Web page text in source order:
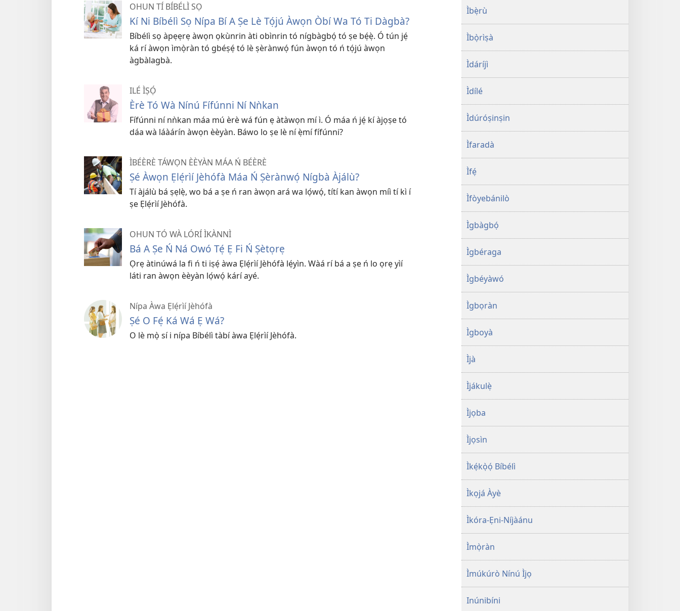
OHUN TÍ BÍBÉLÌ SỌ
Kí Ni Bíbélì Sọ Nípa Bí A Ṣe Lè Tọ́jú Àwọn Òbí Wa Tó Ti Dàgbà?
Bíbélì sọ àpẹẹrẹ àwọn ọkùnrin àti obìnrin tó nígbàgbọ́ tó ṣe bẹ́ẹ̀. Ó tún jẹ́
ká rí àwọn ìmọ̀ràn tó gbéṣẹ́ tó lè ṣèrànwọ́ fún àwọn tó ń tọ́jú àwọn
àgbàlagbà.
ILÉ ÌṢỌ́
Èrè Tó Wà Nínú Fífúnni Ní Nǹkan
Fífúnni ní nǹkan máa mú èrè wá fún ẹ àtàwọn mí ì. Ó máa ń jẹ́ kí àjọṣe tó
dáa wà láàárín àwọn èèyàn. Báwo lo ṣe lè ní ẹ̀mí fífúnni?
ÌBÉÈRÈ TÁWỌN ÈÈYÀN MÁA Ń BÉÈRÈ
Ṣé Àwọn Ẹlẹ́rìí Jèhófà Máa Ń Ṣèrànwọ́ Nígbà Àjálù?
Tí àjálù bá ṣẹlẹ̀, wo bá a ṣe ń ran àwọn ará wa lọ́wọ́, títí kan àwọn míì tí kì í
ṣe Ẹlẹ́rìí Jèhófà.
OHUN TÓ WÀ LÓRÍ ÌKÀNNÌ
Bá A Ṣe Ń Ná Owó Tẹ́ Ẹ Fi Ń Ṣètọrẹ
Ọrẹ àtinúwá la fi ń ti iṣẹ́ àwa Ẹlẹ́rìí Jèhófà lẹ́yìn. Wàá rí bá a ṣe ń lo ọrẹ yìí
láti ran àwọn èèyàn lọ́wọ́ kárí ayé.
Nípa Àwa Ẹlẹ́rìí Jèhófà
Ṣé O Fẹ́ Ká Wá Ẹ Wá?
O lè mọ̀ sí i nípa Bíbélì tàbí àwa Ẹlẹ́rìí Jèhófà.
Ìbẹ̀rù
Ìbọ̀rìṣà
Ìdáríjì
Ìdílé
Ìdúróṣinṣin
Ìfaradà
Ìfẹ́
Ìfòyebánilò
Ìgbàgbọ́
Ìgbéraga
Ìgbéyàwó
Ìgbọràn
Ìgboyà
Ìjà
Ìjákulẹ̀
Ìjọba
Ìjọsìn
Ìkẹ́kọ̀ọ́ Bíbélì
Ìkọjá Àyè
Ìkóra-Ẹni-Níjàánu
Ìmọ̀ràn
Ìmúkúrò Nínú Ìjọ
Inúnibíni